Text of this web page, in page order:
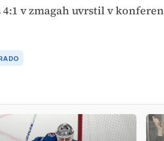
4:1 v zmagah uvrstil v